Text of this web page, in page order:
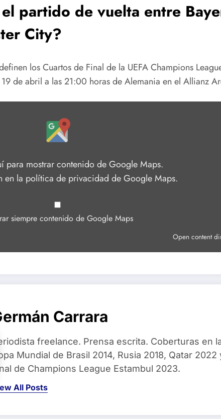
partido de vuelta entre
City?
los Cuartos de Final de la UEFA Champions
de abril a las 21:00 horas de Alemania en el Allianz
para mostrar contenido de Google Maps.
en la política de privacidad de Google Maps.
siempre contenido de Google Maps
Open content
Carrara
freelance. Prensa escrita. Coberturas en
Mundial de Brasil 2014, Rusia 2018, Qatar 2022
de Champions League Estambul 2023.
All Posts